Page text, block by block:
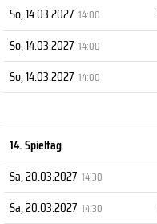
So, 14.03.2027 14:00
So, 14.03.2027 14:00
So, 14.03.2027 14:00
14. Spieltag
Sa, 20.03.2027 14:30
Sa, 20.03.2027 14:30